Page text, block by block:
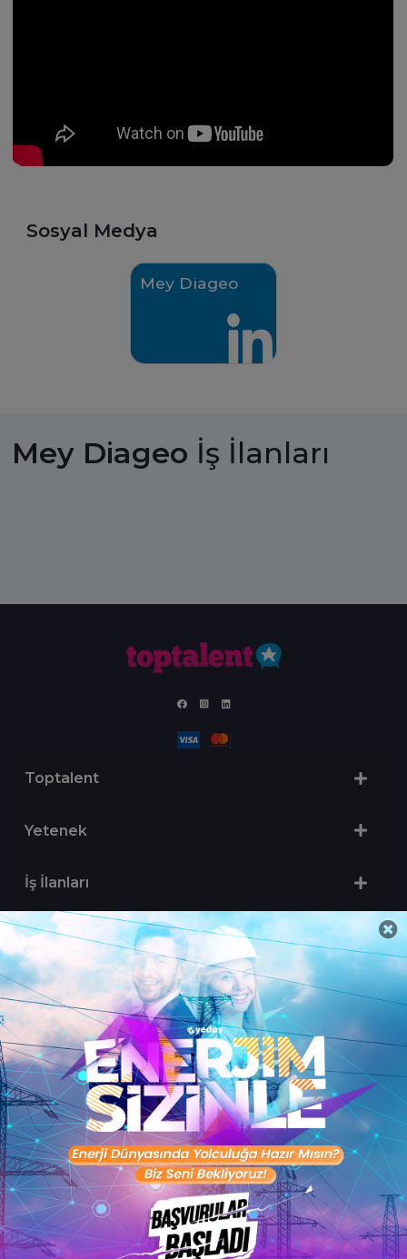
de eğlenmeyi seven dinamik bir
ekip olmaktan gurur duyuyorum.
Sosyal Medya
Mey Diageo
Mey Diageo İş İlanları
Toptalent
Yetenek
İş İlanları
Sertifika Programları
Yetenek Testleri
İşveren
Toptalent Marka ve İnsan Kaynakları Danışmanlığı Limited Şirketi Özel İstihdam Bürosu
Olarak 11 / 11 / 2024 - 10 / 11 / 2027 tarihleri arasında faaliyette bulunmak üzere, Türkiye İş
Kurumu tarafından 05.11.2024 tarih ve 16998526 sayılı karar uyarınca 1251 nolu belge ile faaliyet
göstermektedir.Toptalent İş İlanları için tıklayın. 4904 sayılı kanun uyarınca iş arayanlardan
ücret alınmayacak ve menfaat temin edilmeyecektir.
Türkiye İş Kurumu İstanbul İl Müdürlüğü: 0 212 249 29 87 | Türkiye iş Kurumu İstanbul Çalışma